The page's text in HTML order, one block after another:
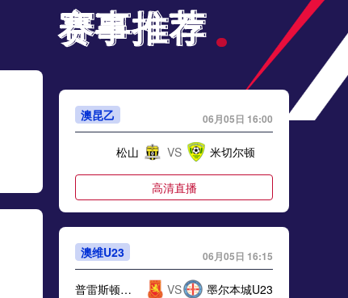
赛事推荐
赛事推荐
澳昆乙 06月05日 16:00
松山 VS 米切尔顿
高清直播
澳维U23 06月05日 16:15
普雷斯顿莱恩U23 VS 墨尔本城U23